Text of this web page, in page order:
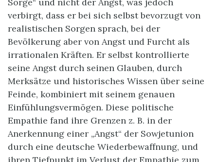
verbirgt, dass er bei sich selbst bevorzugt von
realistischen Sorgen sprach, bei der
Bevölkerung aber von Angst und Furcht als
irrationalen Kräften. Er selbst kontrollierte
seine Angst durch seinen Glauben, durch
Merksätze und historisches Wissen über seine
Feinde, kombiniert mit seinem genauen
Einfühlungsvermögen. Diese politische
Empathie fand ihre Grenzen z. B. in der
Anerkennung einer „Angst“ der Sowjetunion
durch eine deutsche Wiederbewaffnung, und